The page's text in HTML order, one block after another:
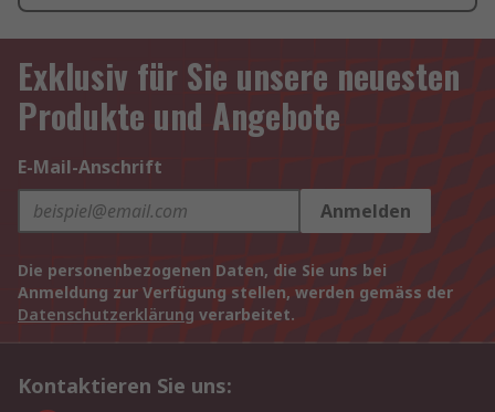
Exklusiv für Sie unsere neuesten
Produkte und Angebote
E-Mail-Anschrift
Anmelden
Die personenbezogenen Daten, die Sie uns bei
Anmeldung zur Verfügung stellen, werden gemäss der
Datenschutzerklärung verarbeitet.
Kontaktieren Sie uns: